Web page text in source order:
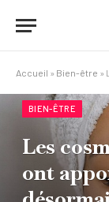
Accueil » Bien-être »
BIEN-ÊTRE
Les
ont